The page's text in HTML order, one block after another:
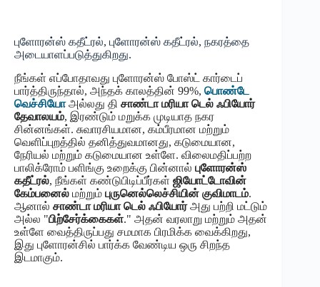
புளோரன்ஸ் கதீட்ரல், புளோரன்ஸ் கதீட்ரல், நகரத்தை
அடையாளப்படுத்துகிறது.
நீங்கள் எப்போதாவது புளோரன்ஸ் போஸ்ட் கார்டைப்
பார்த்திருந்தால், அந்தக் காலத்தின் 99%, பொண்டே
வெச்சியோஅல்லது தி சாண்டா மரியா டெல் ஃபியோர்
தேவாலயம், இரண்டும் மறுக்க முடியாத நகர
சின்னங்கள். சுவாரசியமான, கம்பீரமான மற்றும்
வெளிப்புறத்தில் தனித்துவமானது, கடுமையான,
நேரியல் மற்றும் கடுமையான உள்ளே. விலைமதிப்பற்ற
பாலிக்ரோம் பளிங்கு உறைக்கு பின்னால் புளோரன்ஸ்
கதீட்ரல், நீங்கள் கண்டுபிடிப்பீர்கள் ஜியோட்டோவின்
கேம்பனைல் மற்றும் புருனெல்லெச்சியின் குவிமாடம்.
ஆனால் சாண்டா மரியா டெல் ஃபியோர்அது பற்றி மட்டும்
அல்ல "பிற்சேர்க்கைகள்." அதன் வரலாறு மற்றும் அதன்
உள்ளே வைத்திருப்பது சமமாக பிரமிக்க வைக்கிறது,
இது புளோரன்சில் பார்க்க வேண்டிய ஒரு சிறந்த
இடமாகும்.